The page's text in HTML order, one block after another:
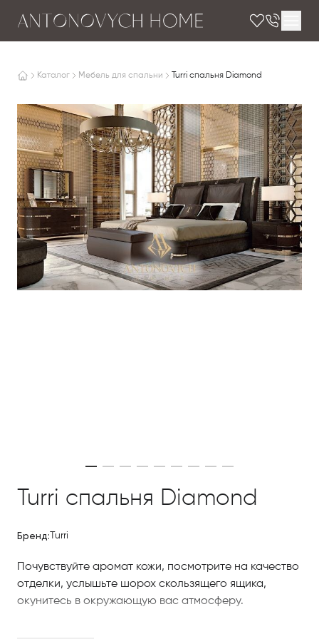
Каталог Мебель для спальни Turri спальня Diamond
Turri спальня Diamond
Бренд: Turri
Почувствуйте аромат кожи, посмотрите на качество
отделки, услышьте шорох скользящего ящика,
окунитесь в окружающую вас атмосферу.